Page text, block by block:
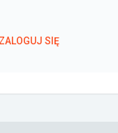
ZALOGUJ SIĘ